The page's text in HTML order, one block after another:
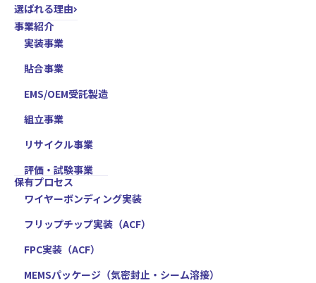
選ばれる理由
事業紹介
実装事業
貼合事業
EMS/OEM受託製造
組立事業
リサイクル事業
評価・試験事業
保有プロセス
ワイヤーボンディング実装
フリップチップ実装（ACF）
FPC実装（ACF）
MEMSパッケージ（気密封止・シーム溶接）